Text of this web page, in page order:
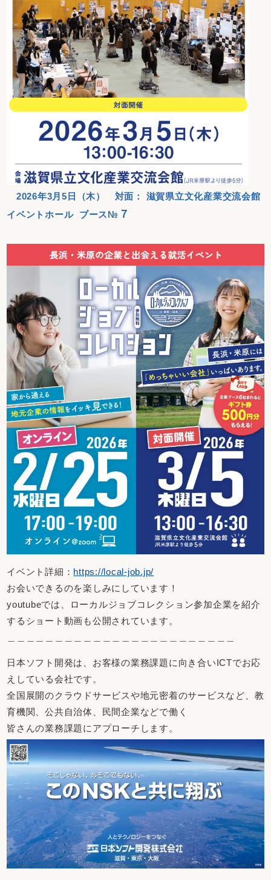
2026年3月5日（木） 対面： 滋賀県立文化産業交流会館
イベントホール ブース№ ７
イベント詳細： https://local-job.jp/
お会いできるのを楽しみにしています！
youtubeでは、ローカルジョブコレクション参加企業を紹介
するショート動画も公開されています。
日本ソフト開発は、お客様の業務課題に向き合いICTでお応
えしている会社です。
全国展開のクラウドサービスや地元密着のサービスなど、教
育機関、公共自治体、民間企業などで働く
皆さんの業務課題にアプローチします。